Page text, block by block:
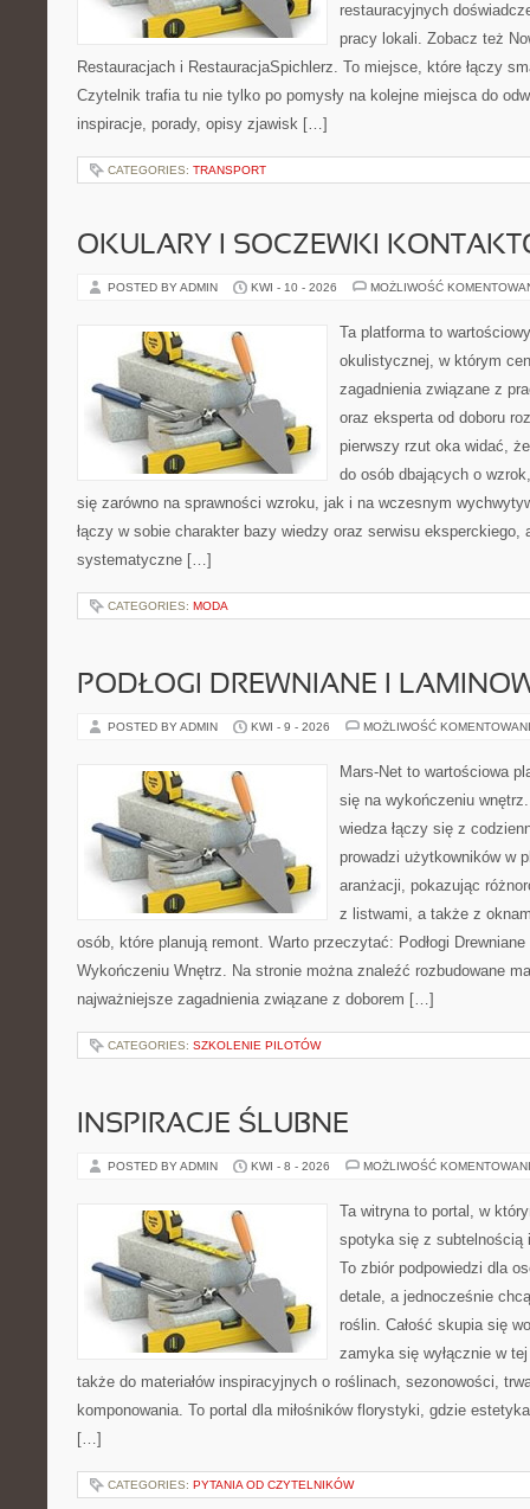
restauracyjnych
pracy lokali. Zobacz też
Restauracjach i RestauracjaSpichlerz. To miejsce, które łączy
Czytelnik trafia tu nie tylko po pomysły na kolejne miejsca do
inspiracje, porady, opisy zjawisk […]
CATEGORIES: TRANSPORT
OKULARY I SOCZEWKI
POSTED BY ADMIN KWI - 10 - 2026 MOŻLIWOŚĆ
Ta platforma to
okulistycznej, w którym
zagadnienia związane z
oraz eksperta od doboru
pierwszy rzut oka widać,
do osób dbających o
się zarówno na sprawności wzroku, jak i na wczesnym
łączy w sobie charakter bazy wiedzy oraz serwisu eksperckiego,
systematyczne […]
CATEGORIES: MODA
PODŁOGI DREWNIANE I
POSTED BY ADMIN KWI - 9 - 2026 MOŻLIWOŚĆ
Mars-Net to wartościowa
się na wykończeniu
wiedza łączy się z
prowadzi użytkowników w
aranżacji, pokazując
z listwami, a także z
osób, które planują remont. Warto przeczytać: Podłogi
Wykończeniu Wnętrz. Na stronie można znaleźć rozbudowane
najważniejsze zagadnienia związane z doborem […]
CATEGORIES: SZKOLENIE PILOTÓW
INSPIRACJE ŚLUBNE
POSTED BY ADMIN KWI - 8 - 2026 MOŻLIWOŚĆ
Ta witryna to portal, w
spotyka się z subtelnością
To zbiór podpowiedzi dla
detale, a jednocześnie
roślin. Całość skupia się
zamyka się wyłącznie w
także do materiałów inspiracyjnych o roślinach, sezonowości,
komponowania. To portal dla miłośników florystyki, gdzie
[…]
CATEGORIES: PYTANIA OD CZYTELNIKÓW